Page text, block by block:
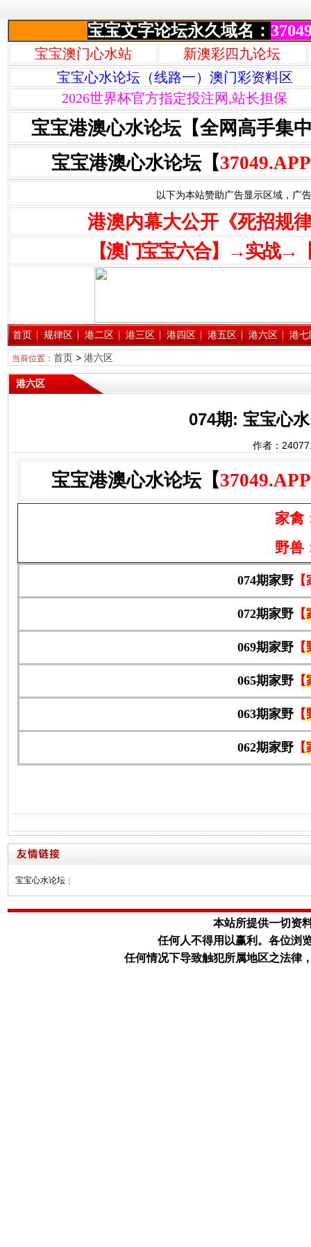
宝宝文字论坛永久域名：
宝宝澳门心水站
新澳彩四九论坛
宝宝心水论坛（线路一）澳门彩资料区
2026世界杯官方指定投注网,站长担保
宝宝港澳心水论坛【全网高手集
宝宝港澳心水论坛【37049.APP
以下为本站赞助广告显示区域，广
港澳内幕大公开《死招规
【澳门宝宝六合】→实战→
首页 规律区 港二区 港三区 港四区 港五区 港六区 港七
当前位置： 首页> 港六区
港六区
074期: 宝宝心
作者：
宝宝港澳心水论坛【37049.APP
家禽
野兽
074期家野
072期家野 【
069期家野 【
065期家野 【
063期家野 【
062期家野 【
宝宝心水论坛
本站所提供一切资
任何人不得用以赢利。 各位浏
任何情况下导致触犯所属地区之法律